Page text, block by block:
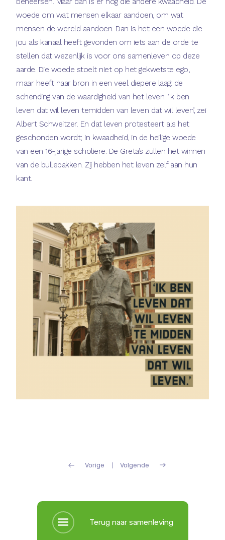
woede om wat mensen elkaar aandoen, om wat
mensen de wereld aandoen. Dan is het een woede die
jou als kanaal heeft gevonden om iets aan de orde te
stellen dat wezenlijk is voor ons samenleven op deze
aarde. Die woede stoelt niet op het gekwetste ego,
maar heeft haar bron in een veel diepere laag: de
schending van de waardigheid van het leven. ‘Ik ben
leven dat wil leven temidden van leven dat wil leven’, zei
Albert Schweitzer. En dat leven protesteert als het
geschonden wordt; in kwaadheid, in de heilige woede
van een 16-jarige scholiere. De Greta’s zullen het winnen
van de bullebakken. Zij hebben het leven zelf aan hun
kant.
Vorige Volgende
Terug naar samenleving